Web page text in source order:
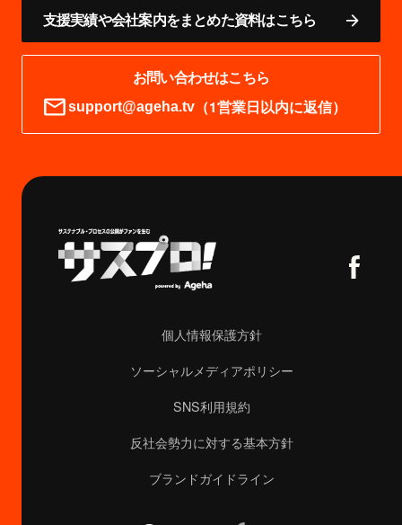
支援実績や会社案内をまとめた資料はこちら
お問い合わせはこちら
support@ageha.tv（1営業日以内に返信）
個人情報保護方針
ソーシャルメディアポリシー
SNS利用規約
反社会勢力に対する基本方針
ブランドガイドライン